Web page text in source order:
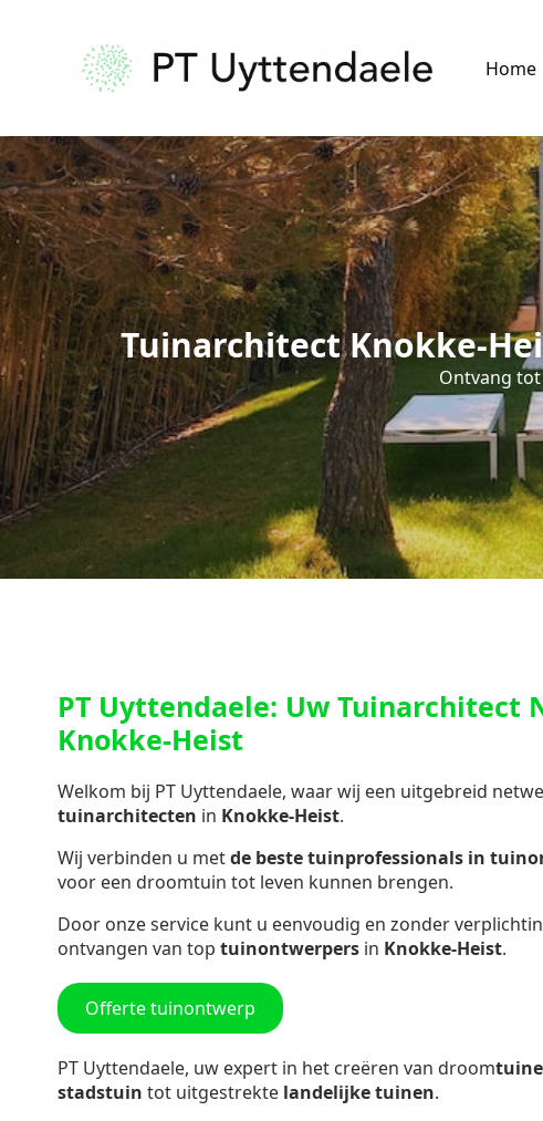
Home
Tuinarchitect Knokke-
Ontvang
PT Uyttendaele: Uw Tuinarchitect
Knokke-Heist
Welkom bij PT Uyttendaele, waar wij een uitgebreid
tuinarchitecten in Knokke-Heist.
Wij verbinden u metde beste tuinprofessionals in
voor een droomtuin tot leven kunnen brengen.
Door onze service kunt u eenvoudig en zonder
ontvangen van top tuinontwerpers in Knokke-Heist.
Offerte tuinontwerp
PT Uyttendaele, uw expert in het creëren van droom
stadstuin tot uitgestrekte landelijke tuinen.